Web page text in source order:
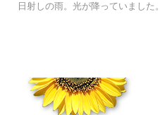
日射しの雨。光が降っていました。